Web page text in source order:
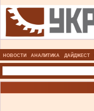
НОВОСТИ АНАЛИТИКА ДАЙДЖЕСТ